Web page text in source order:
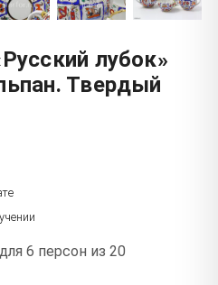
лубок»
Твердый
6 персон из 20